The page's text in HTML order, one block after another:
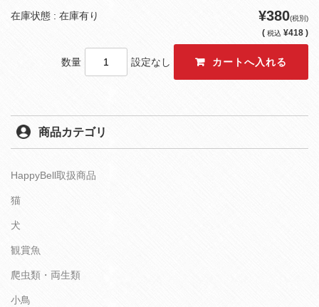
在庫状態 : 在庫有り ¥380(税別)
( 税込 ¥418 )
数量 設定なし
商品カテゴリ
HappyBell取扱商品
猫
犬
観賞魚
爬虫類・両生類
小鳥